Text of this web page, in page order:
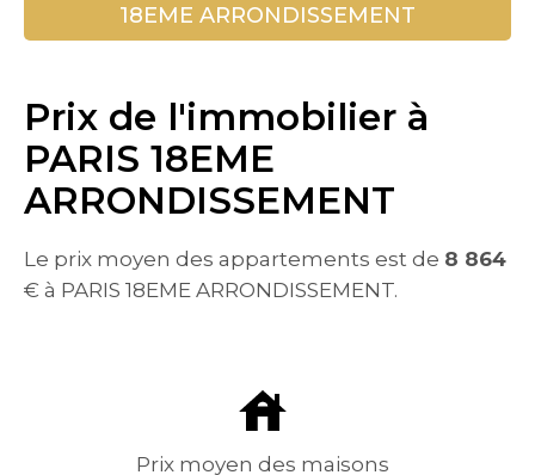
18EME ARRONDISSEMENT
Prix de l'immobilier à
PARIS 18EME
ARRONDISSEMENT
Le prix moyen des appartements est de 8 864
€ à PARIS 18EME ARRONDISSEMENT.
Prix moyen des maisons